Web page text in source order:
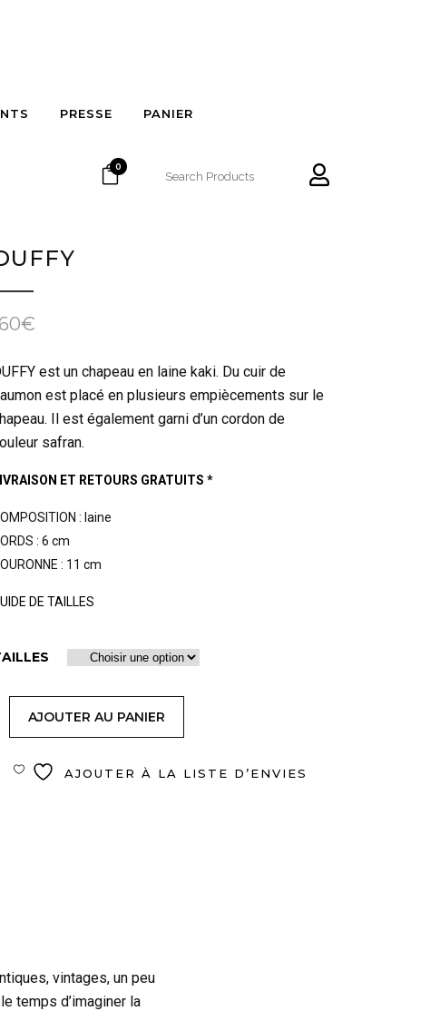
PRESSE PANIER
0
€
est un chapeau en laine kaki. Du cuir de
est placé en plusieurs empiècements sur le
Il est également garni d’un cordon de
safran.
ET RETOURS GRATUITS *
: laine
: 6 cm
: 11 cm
DE TAILLES
AJOUTER AU PANIER
AJOUTER À LA LISTE D’ENVIES
vintages, un peu
temps d’imaginer la